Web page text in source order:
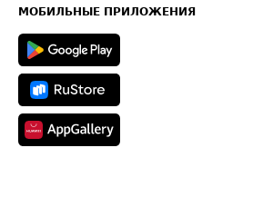
Техническая информация
МОБИЛЬНЫЕ ПРИЛОЖЕНИЯ